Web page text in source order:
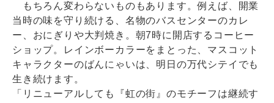
もちろん変わらないものもあります。例えば、開業
当時の味を守り続ける、名物のバスセンターのカレ
ー、おにぎりや大判焼き。朝7時に開店するコーヒー
ショップ。レインボーカラーをまとった、マスコット
キャラクターのばんにゃいは、明日の万代シテイでも
生き続けます。
「リニューアルしても『虹の街』のモチーフは継続す